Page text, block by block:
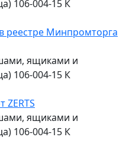
Минпромторга
ZERTS